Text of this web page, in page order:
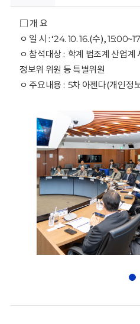
□ 개 요
ㅇ 일 시 : ‘24. 10. 16.(수),
ㅇ 참석대상 : 학계 법조계 산업계
정보위 위원 등 특별위원
ㅇ 주요내용 : 5차 아젠다(개인정